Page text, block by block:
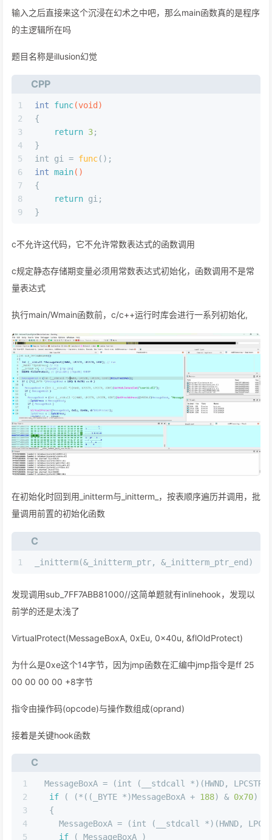
输入之后直接来这个沉浸在幻术之中吧，那么main函数真的是程序
的主逻辑所在吗
题目名称是illusion幻觉
CPP
1
2
3
4
5
6
7
8
9
int func(void)
{
return 3;
}
int gi = func();
int main()
{
return gi;
}
c不允许这代码，它不允许常数表达式的函数调用
c规定静态存储期变量必须用常数表达式初始化，函数调用不是常
量表达式
执行main/Wmain函数前，c/c++运行时库会进行一系列初始化,
在初始化时回到用_initterm与_initterm_，按表顺序遍历并调用，批
量调用前置的初始化函数
C
1 _initterm(&_initterm_ptr, &_initterm_ptr_end)
发现调用sub_7FF7ABB81000//这简单题就有inlinehook，发现以
前学的还是太浅了
VirtualProtect(MessageBoxA, 0xEu, 0x40u, &flOldProtect)
为什么是0xe这个14字节，因为jmp函数在汇编中jmp指令是ff 25
00 00 00 00 +8字节
指令由操作码(opcode)与操作数组成(oprand)
接着是关键hook函数
C
1
2
3
4
5
MessageBoxA = (int (__stdcall *)(HWND,
if ( (*((_BYTE *)MessageBoxA + 188) & 0x70)
  {
    MessageBoxA = (
int (__stdcall *)(HWND,
if ( MessageBoxA )